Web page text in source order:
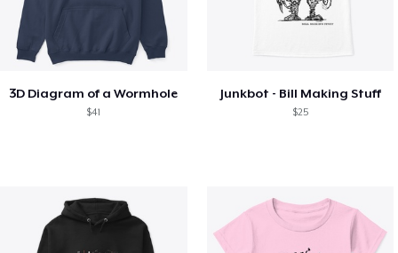
3D Diagram of a Wormhole
$41
Junkbot - Bill Making Stuff
$25